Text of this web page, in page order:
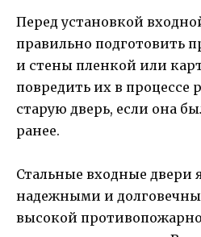
Перед установкой
правильно подготовить
и стены пленкой или
повредить их в процессе
старую дверь, если она
ранее.
Стальные входные двери
надежными и
высокой